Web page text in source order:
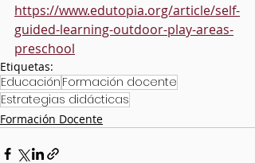
https://www.edutopia.org/article/self-
guided-learning-outdoor-play-areas-
preschool
Etiquetas:
Educación Formación docente
Estrategias didácticas
Formación Docente